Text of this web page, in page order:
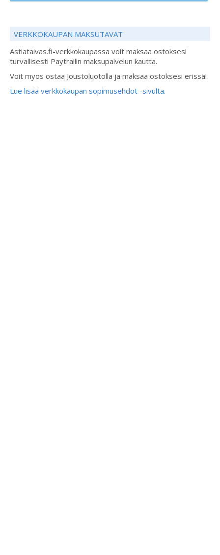
VERKKOKAUPAN MAKSUTAVAT
Astiataivas.fi-verkkokaupassa voit maksaa ostoksesi
turvallisesti Paytrailin maksupalvelun kautta.
Voit myös ostaa Joustoluotolla ja maksaa ostoksesi erissä!
Lue lisää verkkokaupan sopimusehdot -sivulta.